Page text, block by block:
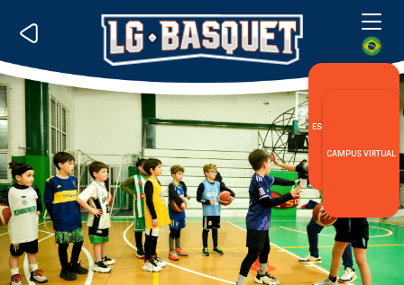
ESPECIALIZACIÓN LG
CAMPUS VIRTUAL